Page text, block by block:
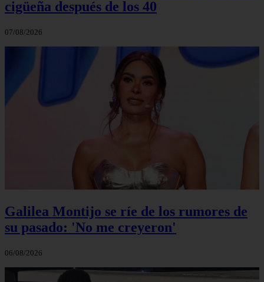
cigüeña después de los 40
07/08/2026
Galilea Montijo se ríe de los rumores de
su pasado: 'No me creyeron'
06/08/2026